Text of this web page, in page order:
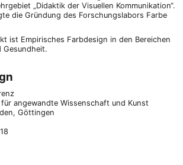
„Didaktik der Visuellen Kommunikation“.
die Gründung des Forschungslabors Farbe
ist Empirisches Farbdesign in den Bereichen
Gesundheit.
für angewandte Wissenschaft und Kunst
Göttingen